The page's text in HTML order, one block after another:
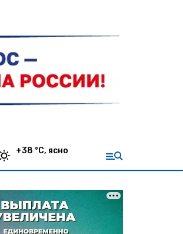
+38 °С, ясно